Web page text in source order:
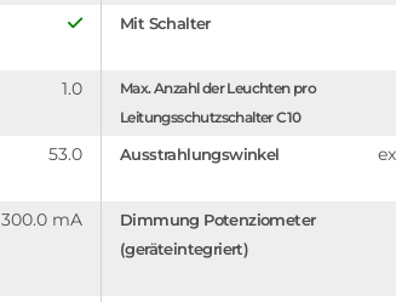
Mit Schalter
1.0
Max. Anzahl der Leuchten pro
Leitungsschutzschalter C10
53.0 Ausstrahlungswinkel
300.0 mA
Dimmung Potenziometer
(geräteintegriert)